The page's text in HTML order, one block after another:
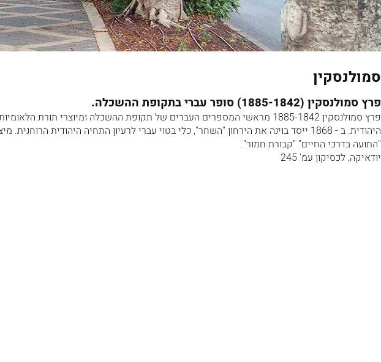
סמולנסקין
פרץ סמולנסקין (1885-1842) סופר עברי בתקופת ההשכלה.
פרץ סמולנסקין 1885-1842 מראשי המספרים העברים של תקופת ההשכלה ומיוצרי תורת
היהודית. ב - 1868 ייסד בוינה את הירחון "השחר", כלי בטוי עברי לרעיון התחיה היהודית הרוחנית.
"התועה בדרכי החיים" "קבורת חמור".
יודאיקה, לכסיקון עמ' 245